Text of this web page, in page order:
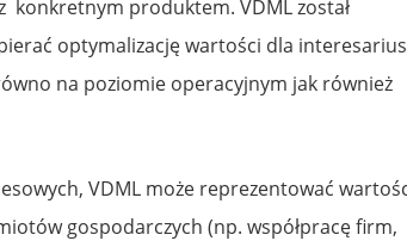
produktem. VDML został
optymalizację wartości dla
na poziomie operacyjnym jak również
VDML może reprezentować
gospodarczych (np. współpracę firm,